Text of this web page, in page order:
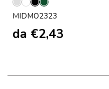
Argento
Opaco
Bianco
NeroVerde
Scuro
MIDMO2323
da €2,43